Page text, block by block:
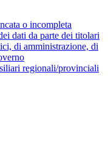
o incompleta
dati da parte dei titolari
di amministrazione, di
regionali/provinciali